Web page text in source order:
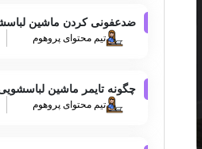
ضدعفونی کردن ماشین لباسشویی، ۱۰
تیم محتوای پروهوم
چگونه تایمر ماشین
تیم محتوای پروهوم